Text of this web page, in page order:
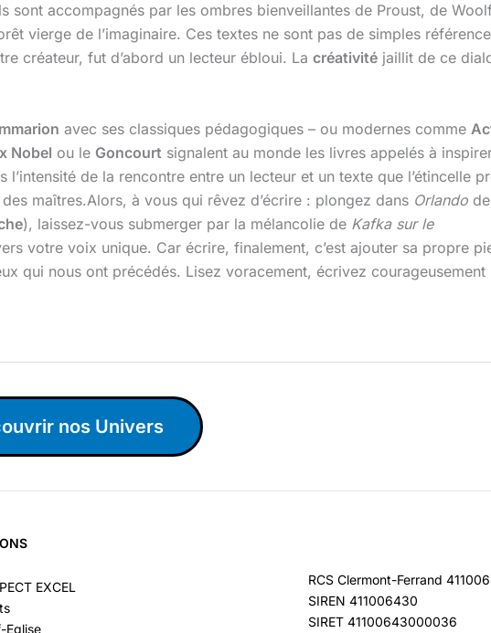
sont accompagnés par les ombres bienveillantes de Proust, de
vierge de l’imaginaire. Ces textes ne sont pas de simples
créateur, fut d’abord un lecteur ébloui. La créativité jaillit de ce
avec ses classiques pédagogiques – ou modernes comme
Nobel ou le Goncourt signalent au monde les livres appelés à
l’intensité de la rencontre entre un lecteur et un texte que l’étincelle
maîtres.Alors, à vous qui rêvez d’écrire : plongez dans Orlando
), laissez-vous submerger par la mélancolie de Kafka sur le
votre voix unique. Car écrire, finalement, c’est ajouter sa propre
qui nous ont précédés. Lisez voracement, écrivez courageusement
nos Univers
EXCEL
Eglise
RCS Clermont-Ferrand
SIREN 411006430
SIRET 41100643000036